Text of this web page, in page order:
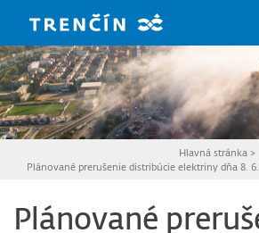
Hlavná stránka >
Plánované prerušenie distribúcie elektriny dňa 8.
Plánované